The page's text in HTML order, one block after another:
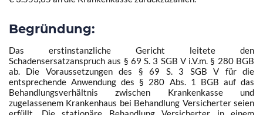
Begründung:
Das erstinstanzliche Gericht leitete den
Schadensersatzanspruch aus § 69 S. 3 SGB Vi.V.m. § 280 BGB
ab. Die Voraussetzungen des § 69 S. 3 SGB V für die
entsprechende Anwendung des § 280 Abs. 1 BGB auf das
Behandlungsverhältnis zwischen Krankenkasse und
zugelassenem Krankenhaus bei Behandlung Versicherter seien